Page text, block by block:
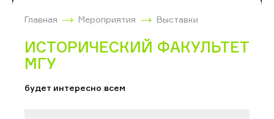
Главная Мероприятия Выставки
ИСТОРИЧЕСКИЙ ФАКУЛЬТЕТ
МГУ
будет интересно всем